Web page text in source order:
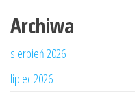
Archiwa
sierpień 2026
lipiec 2026